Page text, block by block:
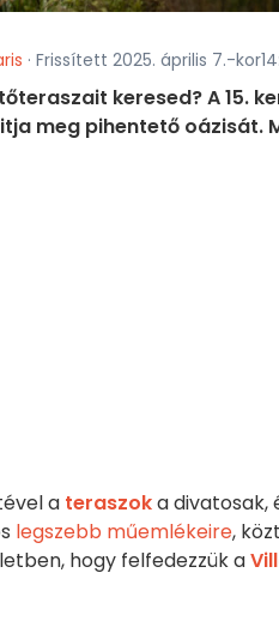
· Frissített 2025. április 7.-
keresed? A 15.
meg pihentető oázisát.
a teraszoka divatosak,
legszebb műemlékeire,
hogy felfedezzük a